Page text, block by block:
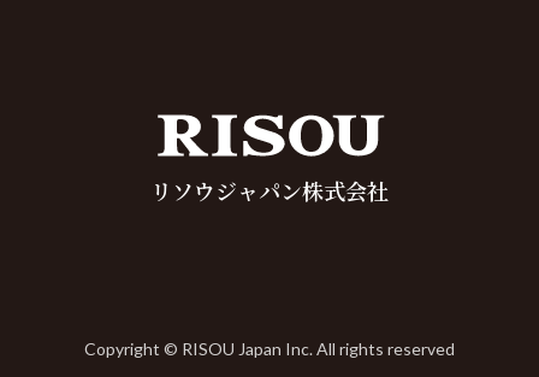
リソウジャパン株式会社
Copyright © RISOU Japan Inc. All rights reserved